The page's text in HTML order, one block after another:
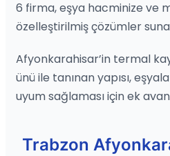
6 firma, eşya hacminize ve
özelleştirilmiş çözümler
Afyonkarahisar’in termal
ünü ile tanınan yapısı,
uyum sağlaması için ek
Trabzon